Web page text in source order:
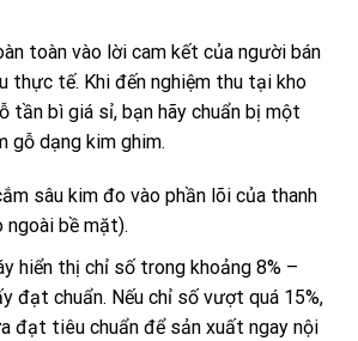
toàn vào lời cam kết của người bán
thực tế. Khi đến nghiệm thu tại kho
tần bì giá sỉ, bạn hãy chuẩn bị một
gỗ dạng kim ghim.
sâu kim đo vào phần lõi của thanh
ngoài bề mặt).
hiển thị chỉ số trong khoảng 8% –
đạt chuẩn. Nếu chỉ số vượt quá 15%,
đạt tiêu chuẩn để sản xuất ngay nội